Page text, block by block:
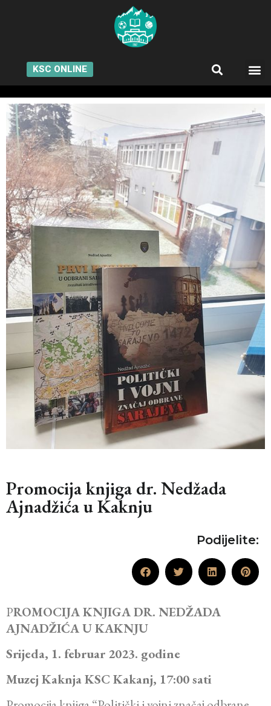
KSC ONLINE
Promocija knjiga dr. Nedžada
Ajnadžića u Kaknju
Podijelite:
PROMOCIJA KNJIGA DR. NEDŽADA
AJNADŽIĆA U KAKNJU
Srijeda, 1. februar 2023. godine
Muzej Kaknja KSC Kakanj, 17:00 sati